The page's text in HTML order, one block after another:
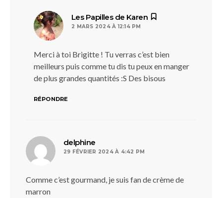
Les Papilles de Karen
2 MARS 2024 À 12:14 PM
Merci à toi Brigitte ! Tu verras c’est bien
meilleurs puis comme tu dis tu peux en manger
de plus grandes quantités :S Des bisous
RÉPONDRE
delphine
29 FÉVRIER 2024 À 4:42 PM
Comme c’est gourmand, je suis fan de crème de
marron